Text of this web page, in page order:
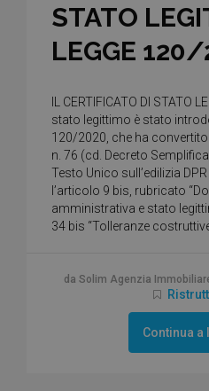
STATO
LEGGE
IL CERTIFICATO DI STATO
stato legittimo è stato
120/2020, che ha convertito
n. 76 (cd. Decreto
Testo Unico sull’edilizia
l’articolo 9 bis, rubricato
amministrativa e stato
34 bis “Tolleranze
da Solim Agenzia
Continua a